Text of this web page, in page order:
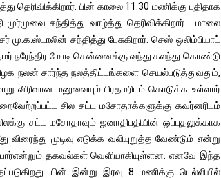
தெரிவிக்கிறார். பின் காலை 11.30 மணிக்கு புதிதாக
முர்முவை சந்தித்து வாழ்த்து தெரிவிக்கிறார். மாலை
சந்தித்து பேசுகிறார். செஸ் ஒலிம்பியாட்
நரேந்திர மோடி சென்னைக்கு வந்து கலந்து கொண்டு
நலன் சார்ந்த நலத்திட்டங்களை செயல்படுத்துவதும்,
விரிவான மனுவையும் பிரதமரிடம் கொடுக்க உள்ளார்
சில சட்ட மசோதாக்களுக்கு கவர்னரிடம்
சட்ட மசோதாவும் ஜனாதிபதியின் ஒப்புதலுக்காக
முடிவு எடுக்க வலியுறுத்த வேண்டும் என்று
தகவல்கள் வெளியாகியுள்ளன. எனவே இந்த
பின் இன்று இரவு 8 மணிக்கு டெல்லியில்